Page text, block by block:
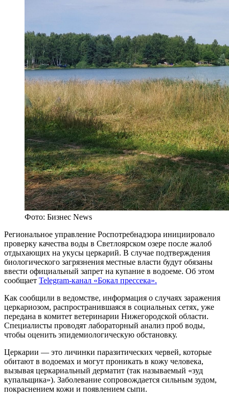
Фото: Бизнес News
Региональное управление Роспотребнадзора инициировало
проверку качества воды в Светлоярском озере после жалоб
отдыхающих на укусы церкарий. В случае подтверждения
биологического загрязнения местные власти будут обязаны
ввести официальный запрет на купание в водоеме. Об этом
сообщает Telegram-канал «Бокал прессека».
Как сообщили в ведомстве, информация о случаях заражения
церкариозом, распространившаяся в социальных сетях, уже
передана в комитет ветеринарии Нижегородской области.
Специалисты проводят лабораторный анализ проб воды,
чтобы оценить эпидемиологическую обстановку.
Церкарии — это личинки паразитических червей, которые
обитают в водоемах и могут проникать в кожу человека,
вызывая церкариальный дерматит (так называемый «зуд
купальщика»). Заболевание сопровождается сильным зудом,
покраснением кожи и появлением сыпи.